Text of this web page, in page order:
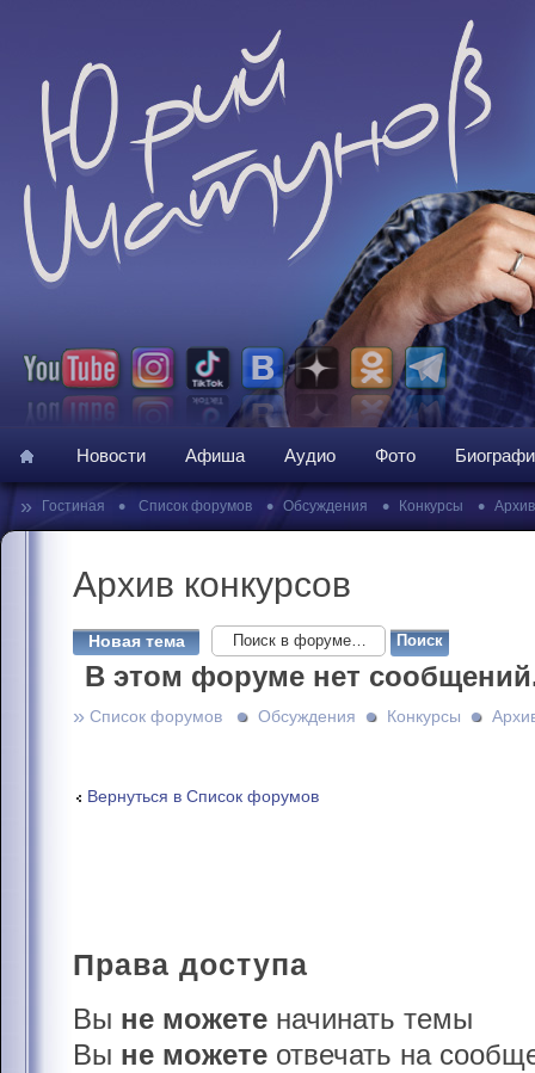
Новости Афиша Аудио Фото
» Гостиная • Список форумов • Обсуждения • Конкурсы •
Архив конкурсов
Новая тема
В этом форуме нет
» Список форумов Обсуждения Конкурсы
Вернуться в Список форумов
Права доступа
Вы не можете начинать темы
Вы не можете отвечать на